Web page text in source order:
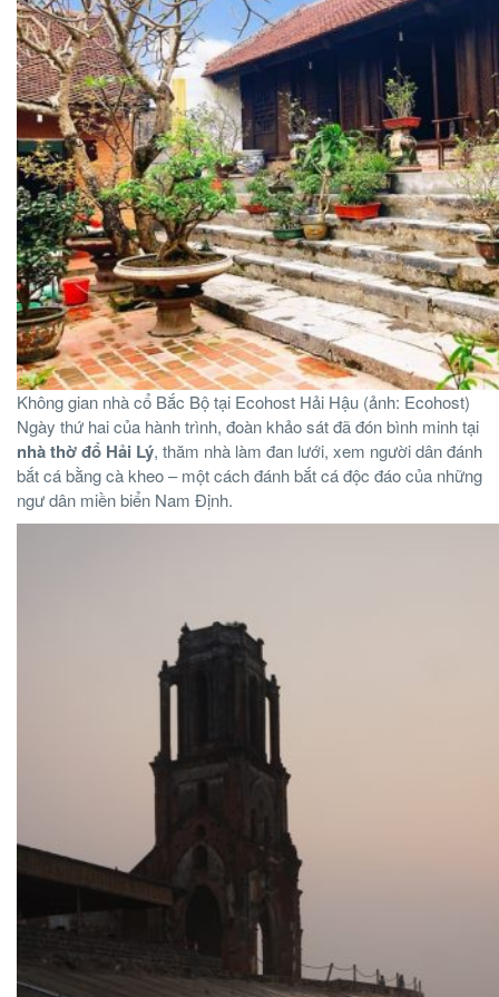
Không gian nhà cổ Bắc Bộ tại Ecohost Hải Hậu (ảnh: Ecohost)
Ngày thứ hai của hành trình, đoàn khảo sát đã đón bình minh tại
nhà thờ đổ Hải Lý, thăm nhà làm đan lưới, xem người dân đánh
bắt cá bằng cà kheo – một cách đánh bắt cá độc đáo của những
ngư dân miền biển Nam Định.